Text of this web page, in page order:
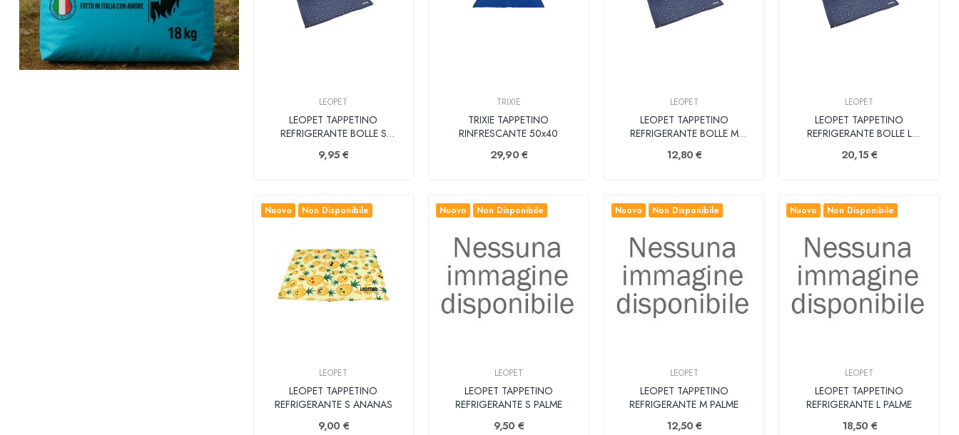
LEOPET
LEOPET TAPPETINO
REFRIGERANTE BOLLE S
9,95 €
TRIXIE
TRIXIE TAPPETINO
RINFRESCANTE 50x40
29,90 €
LEOPET
LEOPET TAPPETINO
REFRIGERANTE BOLLE M
12,80 €
LEOPET
LEOPET TAPPETINO
REFRIGERANTE BOLLE L
20,15 €
Nuovo Non Disponibile
LEOPET
LEOPET TAPPETINO
REFRIGERANTE S ANANAS
9,00 €
Nuovo Non Disponibile
LEOPET
LEOPET TAPPETINO
REFRIGERANTE S PALME
9,50 €
Nuovo Non Disponibile
LEOPET
LEOPET TAPPETINO
REFRIGERANTE M PALME
12,50 €
Nuovo Non Disponibile
LEOPET
LEOPET TAPPETINO
REFRIGERANTE L PALME
18,50 €